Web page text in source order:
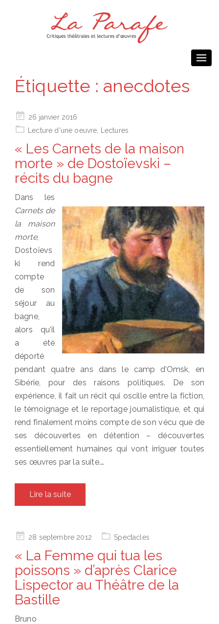
Étiquette : anecdotes
Posted
on
26 janvier 2016
Lecture d'une oeuvre
Lectures
« Les Carnets de la maison
morte » de Dostoïevski –
récits du bagne
Dans les
Carnets de
la maison
morte,
Dostoïevs
ki rend
compte
de son
séjour au
bagne,
alors qu’il
a été
déporté
pendant quatre ans dans le camp d’Omsk, en
Sibérie, pour des raisons politiques. De son
expérience, il fait un récit qui oscille entre la fiction,
le témoignage et le reportage journalistique, et qui
rend finalement moins compte de son vécu que de
ses découvertes en détention – découvertes
essentiellement humaines qui vont irriguer toutes
ses œuvres par la suite.…
Lire la suite
Posted28 septembre 2012 Spectacles
« La Femme qui tua les
poissons » d’après Clarice
Lispector au Théâtre de la
Bastille
Bruno